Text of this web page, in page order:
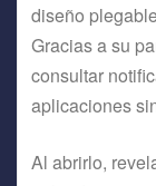
diseño
Gracias a su
consultar
aplicaciones
Al abrirlo,